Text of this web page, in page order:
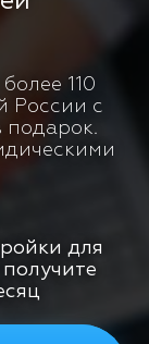
110
России с
подарок.
для